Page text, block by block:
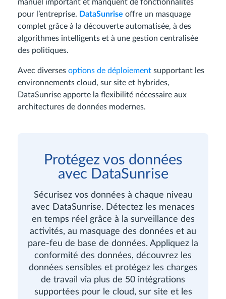
manuel important et manquent de fonctionnalités
pour l’entreprise. DataSunrise offre un masquage
complet grâce à la découverte automatisée, à des
algorithmes intelligents et à une gestion centralisée
des politiques.
Avec diverses options de déploiement supportant les
environnements cloud, sur site et hybrides,
DataSunrise apporte la flexibilité nécessaire aux
architectures de données modernes.
Protégez vos données
avec DataSunrise
Sécurisez vos données à chaque niveau
avec DataSunrise. Détectez les menaces
en temps réel grâce à la surveillance des
activités, au masquage des données et au
pare-feu de base de données. Appliquez la
conformité des données, découvrez les
données sensibles et protégez les charges
de travail via plus de 50 intégrations
supportées pour le cloud, sur site et les